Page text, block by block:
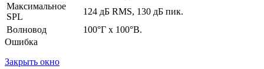
Максимальное
SPL
124 дБ RMS, 130 дБ пик.
Волновод
100°Г x 100°В.
Ошибка
Закрыть окно